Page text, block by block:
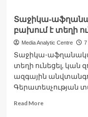
Իսրայելը
երբեք
չի
անկլավի
տարածքը.
Կաց
Տաջիկա-
բախում է տեղի
Media Analytic Centre
Տաջիկա-
տեղի ունեցել, կան
ազգային
Գերատեսչության
Read MoreRead